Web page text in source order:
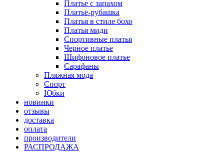
Платье с запахом
Платье-рубашка
Платья в стиле бохо
Платья миди
Спортивные платья
Черное платье
Шифоновое платье
Сарафаны
Пляжная мода
Спорт
Юбки
новинки
отзывы
доставка
оплата
производители
РАСПРОДАЖА